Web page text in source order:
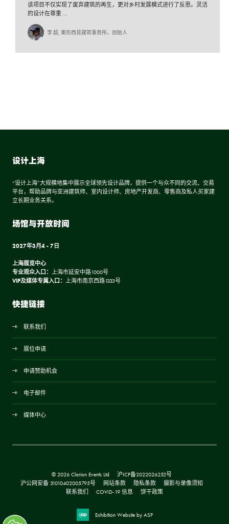
该项目不仅实现了废弃建筑的再生，更对乡村发展模式进行了反思。灵活
的设计在尊重 ...
李 超, 東形西見建筑事务所，创始人
设计上海
“设计上海”大规模地集中展示全球领先设计品牌，提供一个与众不同的交流、交易
平台，帮助品牌与亚洲建筑师、室内设计师、房地产开发商、零售商及私人买家建
立长期业务关系。
场馆与开放时间
2027年3月4 - 7日
上海展览中心
专业观众入口： 上海市延安中路1000号
VIP及媒体专属入口： 上海市南京西路1333号
快捷链接
联系我们
展位申请
申请赞助机会
电子邮件
媒体中心
© 2026 Clarion Events Ltd
沪ICP备2022026252号
沪公网安备 31010402005795号
网站条款 隐私条款
摄影与录像须知
联系我们
COVID-19 信息 饼干政策
Exhibition Website by ASP